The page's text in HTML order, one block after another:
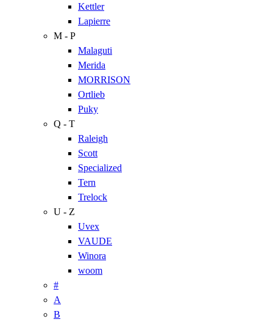
Kettler
Lapierre
M - P
Malaguti
Merida
MORRISON
Ortlieb
Puky
Q - T
Raleigh
Scott
Specialized
Tern
Trelock
U - Z
Uvex
VAUDE
Winora
woom
#
A
B